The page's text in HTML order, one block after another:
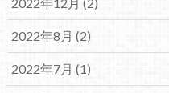
2022年8月 (2)
2022年7月 (1)